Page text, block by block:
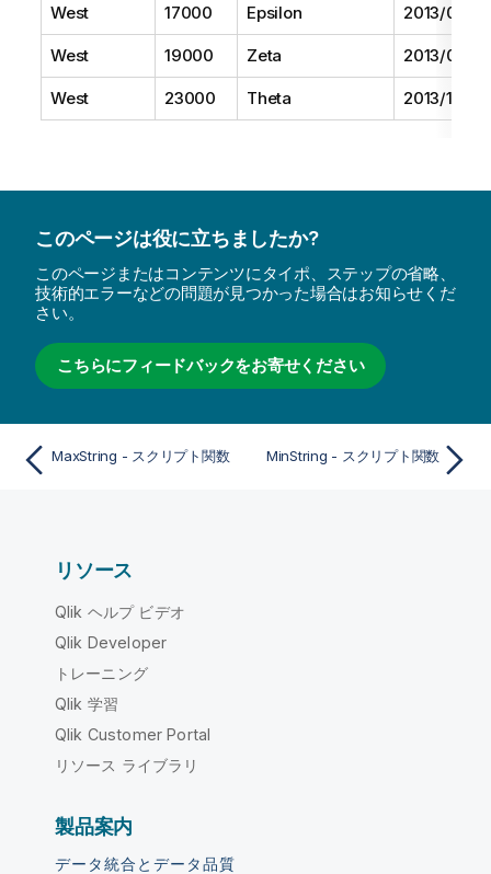
West 17000 Epsilon 2013/09/01
West 19000 Zeta 2013/06/01
West 23000 Theta 2013/12/01
このページは役に立ちましたか?
このページまたはコンテンツにタイポ、ステップの省略、
技術的エラーなどの問題が見つかった場合はお知らせくだ
さい。
こちらにフィードバックをお寄せください
MaxString - スクリプト関数 MinString - スクリプト関数
リソース
Qlik ヘルプ ビデオ
Qlik Developer
トレーニング
Qlik 学習
Qlik Customer Portal
リソース ライブラリ
製品案内
データ統合とデータ品質